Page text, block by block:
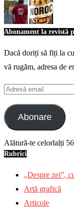
Abonament la revistă
Dacă doriți să fiți la
vă rugăm, adresa de
Adresă
email
Abonare
Alătură-te celorlalți
Rubrici
„Despre zei”,
Artă grafică
Articole